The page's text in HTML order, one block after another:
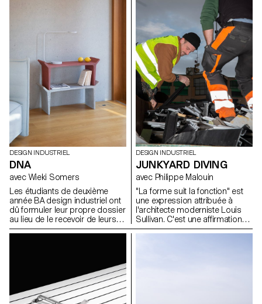
favorise les interactions
de vie unique.
professionnelles après leurs
études, que ce soit dans le
mobilier, la mobilité, les objets
connectés ou tout autre
domaine.
DESIGN INDUSTRIEL
DNA
avec Wieki Somers
Les étudiants de deuxième
année BA design industriel ont
dû formuler leur propre dossier
au lieu de le recevoir de leurs
professeurs. Pour l'introduction
leur ADN en tant que designer ?
Ils ont présenté un dossier clair
lié à leurs propres fascinations
et à des sujets pertinents dans
DESIGN INDUSTRIEL
JUNKYARD DIVING
avec Philippe Malouin
"La forme suit la fonction" est
une expression attribuée à
l'architecte moderniste Louis
Sullivan. C'est une affirmation
qui est tout à fait pertinente